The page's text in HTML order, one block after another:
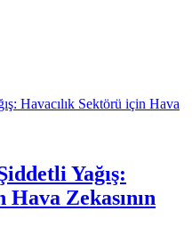
Yağış:
Zekasının